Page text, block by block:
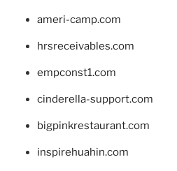
ameri-camp.com
hrsreceivables.com
empconst1.com
cinderella-support.com
bigpinkrestaurant.com
inspirehuahin.com